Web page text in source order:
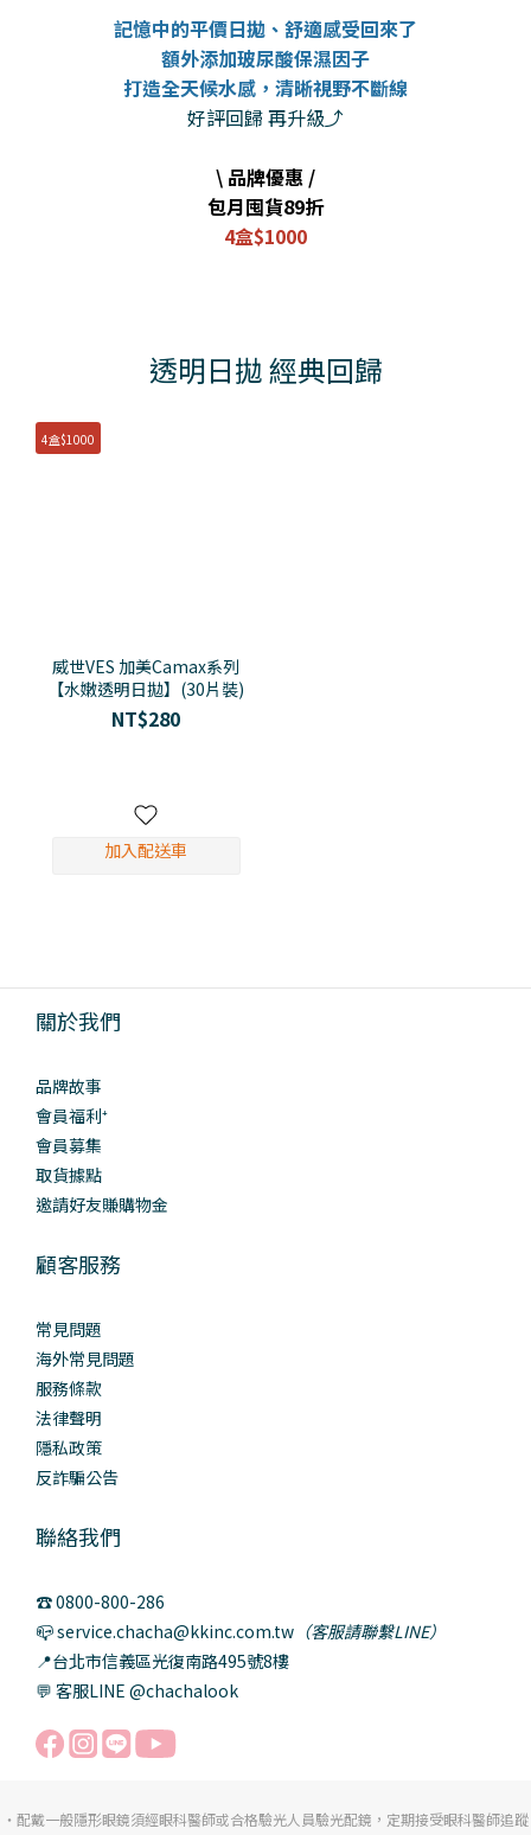
記憶中的平價日拋、舒適感受回來了
額外添加玻尿酸保濕因子
打造全天候水感，清晰視野不斷線
好評回歸 再升級⤴
\ 品牌優惠 /
包月囤貨89折
4盒$1000
透明日拋 經典回歸
4盒$1000
威世VES 加美Camax系列
【水嫩透明日拋】(30片裝)
NT$280
加入配送車
關於我們
品牌故事
會員福利⁺
會員募集
取貨據點
邀請好友賺購物金
顧客服務
常見問題
海外常見問題
服務條款
法律聲明
隱私政策
反詐騙公告
聯絡我們
☎️ 0800-800-286
📪 service.chacha@kkinc.com.tw （客服請聯繫LINE）
📍台北市信義區光復南路495號8樓
💬 客服LINE @chachalook
・配戴一般隱形眼鏡須經眼科醫師或合格驗光人員驗光配鏡，定期接受眼科醫師追蹤